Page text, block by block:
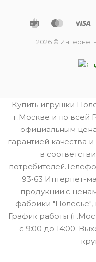
2026 ©
Купить игрушки
г.Москве и по всей
официальным
гарантией качества
в
93-63 Интернет-
продукции с
фабрики "Полесье",
График работы
с 9:00 до 14:00.